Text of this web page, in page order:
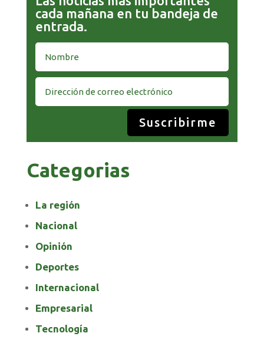
cada mañana en tu bandeja de
entrada.
Suscribirme
Categorias
La región
Nacional
Opinión
Deportes
Internacional
Empresarial
Tecnología